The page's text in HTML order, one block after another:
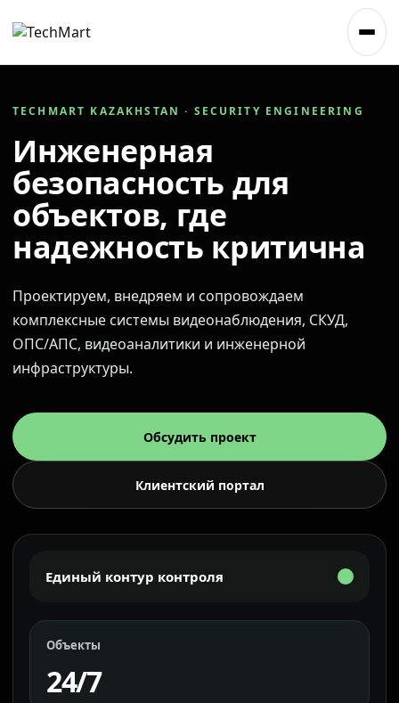
TECHMART KAZAKHSTAN · SECURITY ENGINEERING
Инженерная
безопасность для
объектов, где
надежность критична
Проектируем, внедряем и сопровождаем
комплексные системы видеонаблюдения, СКУД,
ОПС/АПС, видеоаналитики и инженерной
инфраструктуры.
Обсудить проект
Клиентский портал
Единый контур контроля
Объекты
24/7